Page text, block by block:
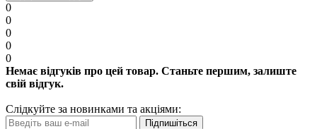
0
0
0
0
0
Немає відгуків про цей товар. Станьте першим, залиште
свій відгук.
Слідкуйте за новинками та акціями:
Підпишіться